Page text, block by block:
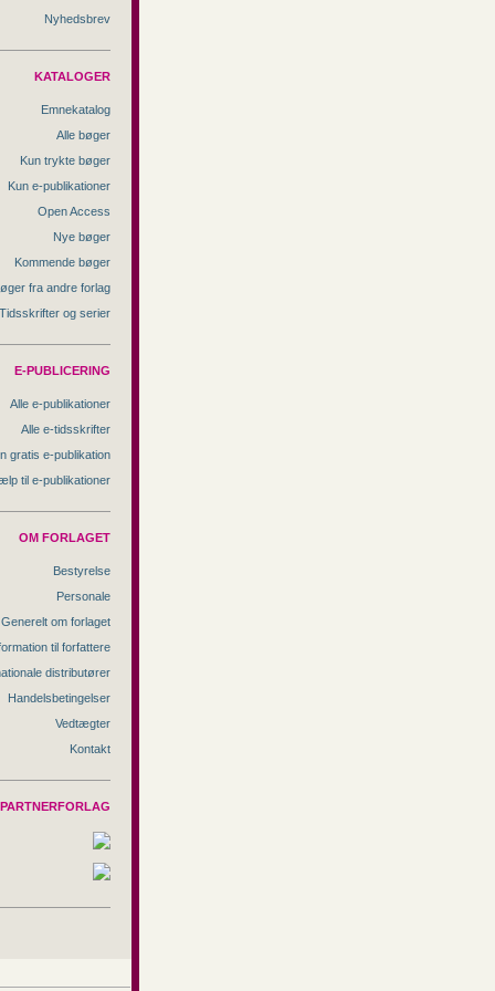
Nyhedsbrev
KATALOGER
Emnekatalog
Alle bøger
Kun trykte bøger
Kun e-publikationer
Open Access
Nye bøger
Kommende bøger
fra andre forlag
Tidsskrifter og serier
E-PUBLICERING
Alle e-publikationer
Alle e-tidsskrifter
gratis e-publikation
til e-publikationer
OM FORLAGET
Bestyrelse
Personale
Generelt om forlaget
til forfattere
distributører
Handelsbetingelser
Vedtægter
Kontakt
PARTNERFORLAG